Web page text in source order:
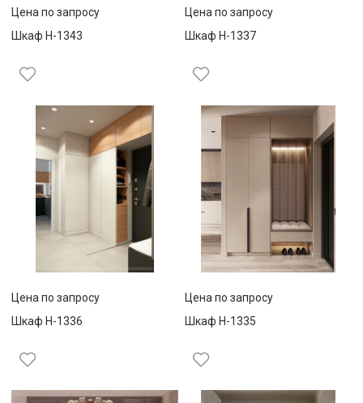
Цена по запросу
Шкаф Н-1343
Цена по запросу
Шкаф Н-1337
Цена по запросу
Шкаф Н-1336
Цена по запросу
Шкаф Н-1335